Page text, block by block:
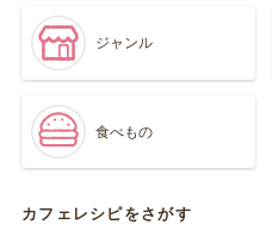
ジャンル
食べもの
カフェレシピをさがす